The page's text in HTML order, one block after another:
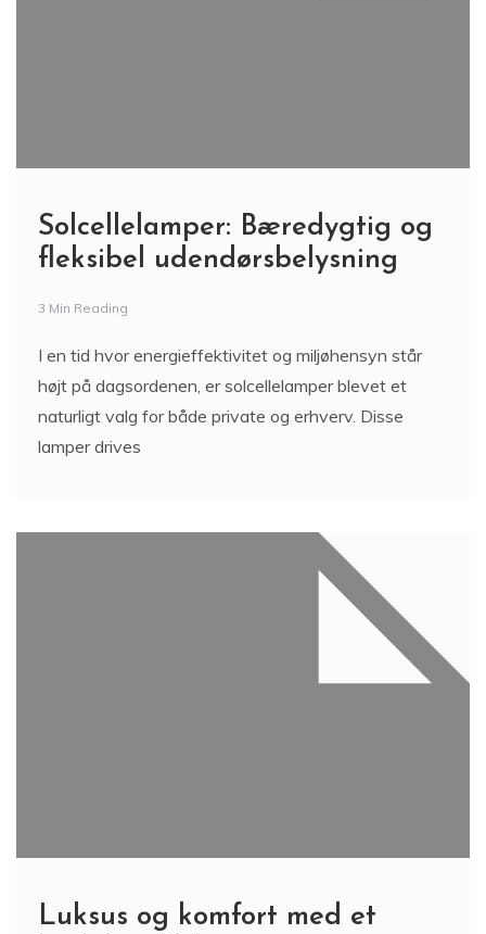
Solcellelamper: Bæredygtig og
fleksibel udendørsbelysning
3 Min Reading
I en tid hvor energieffektivitet og miljøhensyn står
højt på dagsordenen, er solcellelamper blevet et
naturligt valg for både private og erhverv. Disse
lamper drives
Luksus og komfort med et